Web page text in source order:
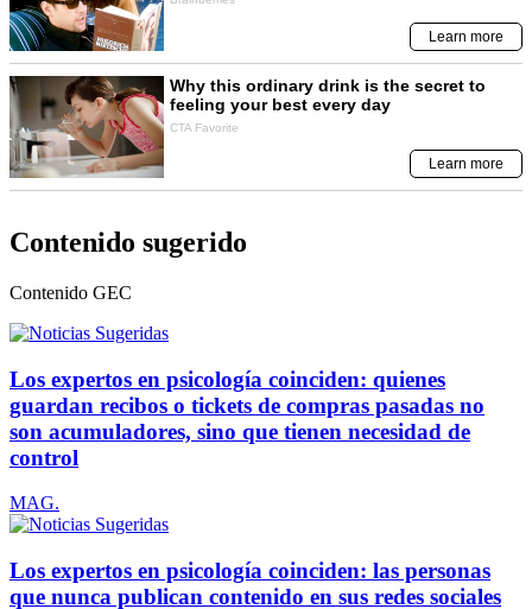
Contenido sugerido
Contenido GEC
Los expertos en psicología coinciden: quienes
guardan recibos o tickets de compras pasadas no
son acumuladores, sino que tienen necesidad de
control
MAG.
Los expertos en psicología coinciden: las personas
que nunca publican contenido en sus redes sociales